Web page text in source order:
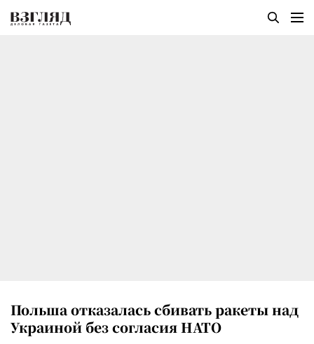
Польша отказалась сбивать ракеты над
Украиной без согласия НАТО